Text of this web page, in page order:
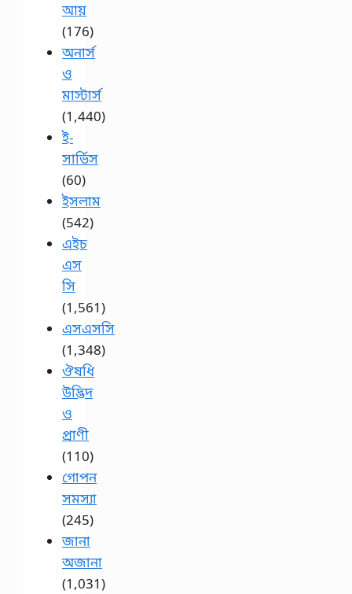
আয়
(176)
অনার্স
ও
মাস্টার্স
(1,440)
ই-
সার্ভিস
(60)
ইসলাম
(542)
এইচ
এস
সি
(1,561)
এসএসসি
(1,348)
ঔষধি
উদ্ভিদ
ও
প্রাণী
(110)
গোপন
সমস্যা
(245)
জানা
অজানা
(1,031)